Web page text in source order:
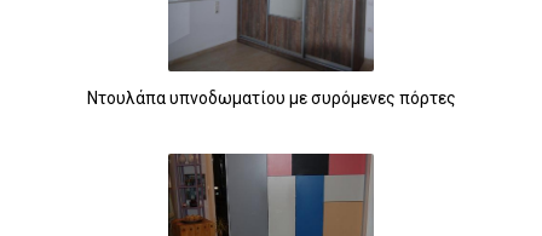
Ντουλάπα υπνοδωματίου με συρόμενες πόρτες